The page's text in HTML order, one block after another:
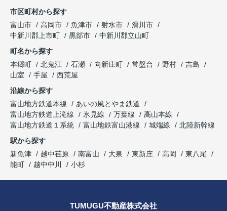
市区町村から探す
富山市
高岡市 魚津市 射水市
滑川市
中新川郡上市町
黒部市
中新川郡立山町
町名から探す
本郷町
北鬼江 石瀬 向新庄町 常盤台 野村
吉島
山室
手屋
西荒屋
沿線から探す
富山地方鉄道本線
あいの風とやま鉄道
富山地方鉄道上滝線
氷見線 万葉線
高山本線
富山地方鉄道１系統
富山地鉄富山港線 城端線
北陸新幹線
駅から探す
新魚津
越中荏原 南富山 大泉 東新庄 高岡
東八尾
能町
越中中川 小杉
TUMUGU不動産株式会社